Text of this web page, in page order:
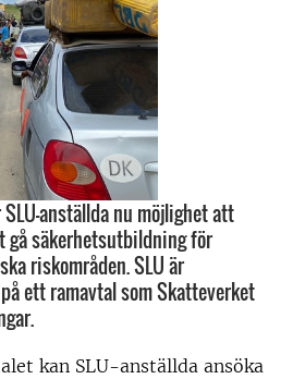
SLU-anställda nu möjlighet att
gå säkerhetsutbildning för
riskområden. SLU är
ett ramavtal som Skatteverket
kan SLU-anställda ansöka